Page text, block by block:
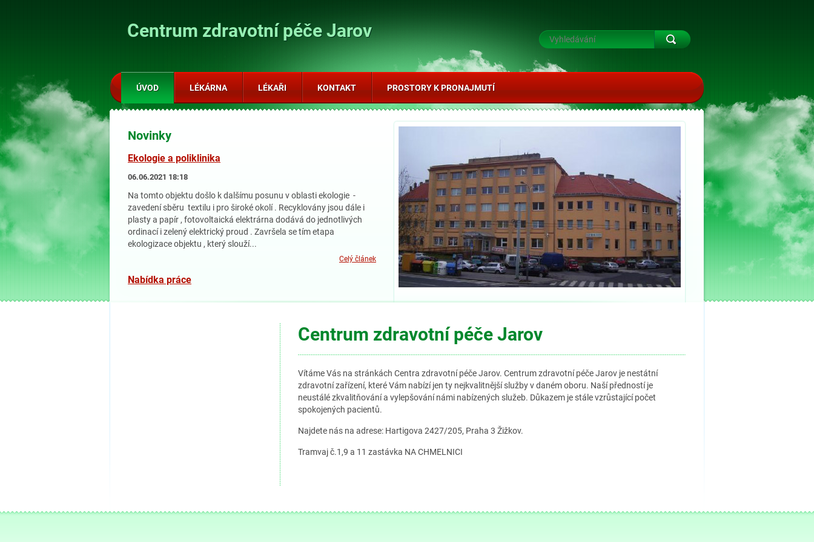
Centrum zdravotní péče Jarov
Novinky
Ekologie a poliklinika
06.06.2021 18:18
Na tomto objektu došlo k dalšímu posunu v oblasti ekologie -
zavedení sběru textilu i pro široké okolí . Recyklovány jsou dále i
plasty a papír , fotovoltaická elektrárna dodává do jednotlivých
ordinací i zelený elektrický proud . Završela se tím etapa
ekologizace objektu , který slouží...
Celý článek
Nabídka práce
sháníme na občasnou výpomoc pracovnici nebo pracovníka pro
střídání dovolené , nemoci atd. Vhodné pro důchodce. V případě
Celý článek
Bezbariérový vstup na oční oddělení
V nejbližší době otevřeme průchod z hlavní budovy do východního
křídla . Bude to bezbariérový přístup pro pacienty při návštěvě
očního oddělení a oční optiky . Tímto průchodem se stane pro
všechny pacienty celá poliklinika bezbariérově dostupná .
Centrum zdravotní péče Jarov
Vítáme Vás na stránkách Centra zdravotní péče Jarov. Centrum zdravotní péče Jarov je nestátní
zdravotní zařízení, které Vám nabízí jen ty nejkvalitnější služby v daném oboru. Naší předností je
neustálé zkvalitňování a vylepšování námi nabízených služeb. Důkazem je stále vzrůstající počet
spokojených pacientů.
Najdete nás na adrese: Hartigova 2427/205, Praha 3 Žižkov.
Tramvaj č.1,9 a 11 zastávka NA CHMELNICI
ÚVOD LÉKÁRNA LÉKAŘI KONTAKT PROSTORY K PRONAJMUTÍ